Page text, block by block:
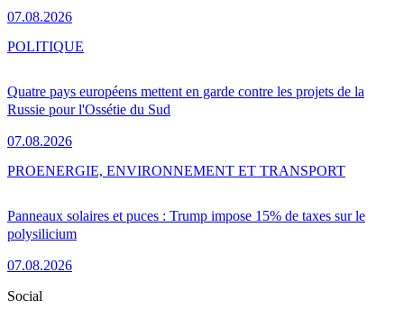
07.08.2026
Quatre pays européens mettent en garde contre les projets de la
Russie pour l'Ossétie du Sud
07.08.2026
POLITIQUE
Panneaux solaires et puces : Trump impose 15% de taxes sur le
polysilicium
07.08.2026
PROENERGIE, ENVIRONNEMENT ET TRANSPORT
Social